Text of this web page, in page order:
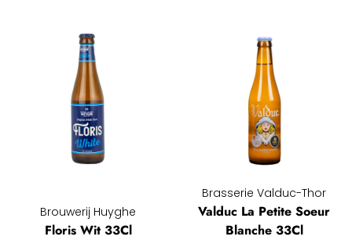
Brouwerij Huyghe
Floris Wit 33Cl
Brasserie Valduc-Thor
Valduc La Petite Soeur
Blanche 33Cl